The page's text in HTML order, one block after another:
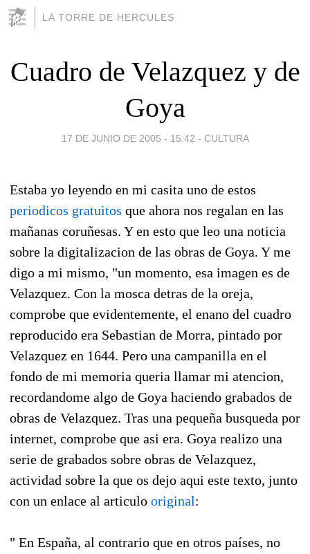
LA TORRE DE HERCULES
Cuadro de Velazquez y de
Goya
17 DE JUNIO DE 2005 - 15:42 - CULTURA
Estaba yo leyendo en mi casita uno de estos
periodicos gratuitos que ahora nos regalan en las
mañanas coruñesas. Y en esto que leo una noticia
sobre la digitalizacion de las obras de Goya. Y me
digo a mi mismo, "un momento, esa imagen es de
Velazquez. Con la mosca detras de la oreja,
comprobe que evidentemente, el enano del cuadro
reproducido era Sebastian de Morra, pintado por
Velazquez en 1644. Pero una campanilla en el
fondo de mi memoria queria llamar mi atencion,
recordandome algo de Goya haciendo grabados de
obras de Velazquez. Tras una pequeña busqueda por
internet, comprobe que asi era. Goya realizo una
serie de grabados sobre obras de Velazquez,
actividad sobre la que os dejo aqui este texto, junto
con un enlace al articulo original:
" En España, al contrario que en otros países, no